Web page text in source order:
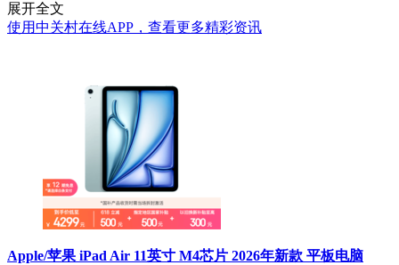
展开全文
使用中关村在线APP，查看更多精彩资讯
Apple/苹果 iPad Air 11英寸 M4芯片 2026年新款 平板电脑